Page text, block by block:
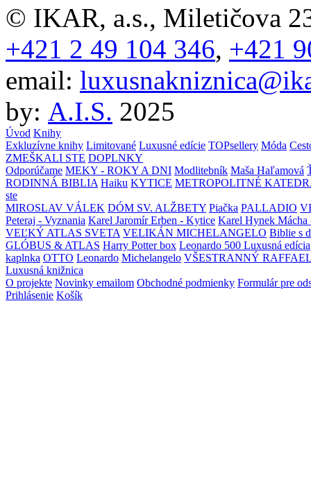
© IKAR, a.s., Miletičova
+421 2 49 104 346, +421
email:
by: A.I.S. 2025
Úvod Knihy
Exkluzívne knihy Limitované Luxusné edície TOPsellery Móda
ZMEŠKALI STE DOPLNKY
Odporúčame MEKY - ROKY A DNI Modlitebník Maša Haľamová
RODINNÁ BIBLIA Haiku KYTICE METROPOLITNÉ
ste
MIROSLAV VÁLEK DÓM SV. ALŽBETY Piačka PALLADIO
Peteraj - Vyznania Karel Jaromír Erben - Kytice Karel Hynek Mácha
VEĽKÝ ATLAS SVETA VELIKÁN MICHELANGELO Biblie s
GLÓBUS & ATLAS Harry Potter box Leonardo 500 Luxusná edícia
kaplnka OTTO Leonardo Michelangelo VŠESTRANNÝ
Luxusná knižnica
O projekte Novinky emailom Obchodné podmienky Formulár pre
Prihlásenie Košík